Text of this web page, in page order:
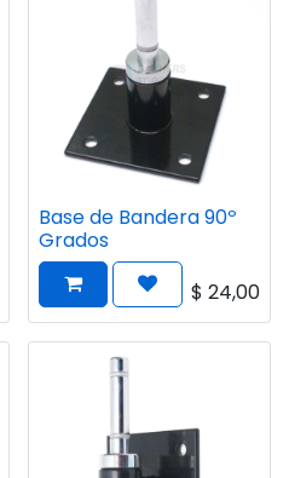
Base de Bandera 90º
Grados
$ 24,00